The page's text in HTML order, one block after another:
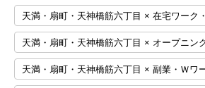
天満・扇町・天神橋筋六丁目 × 在宅ワーク
天満・扇町・天神橋筋六丁目 × オープニン
天満・扇町・天神橋筋六丁目 × 副業・Ｗワ